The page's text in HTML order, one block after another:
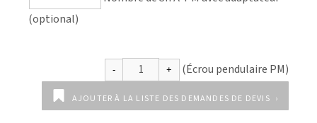
(optional)
AJOUTER À LA LISTE DES DEMANDES DE DEVIS